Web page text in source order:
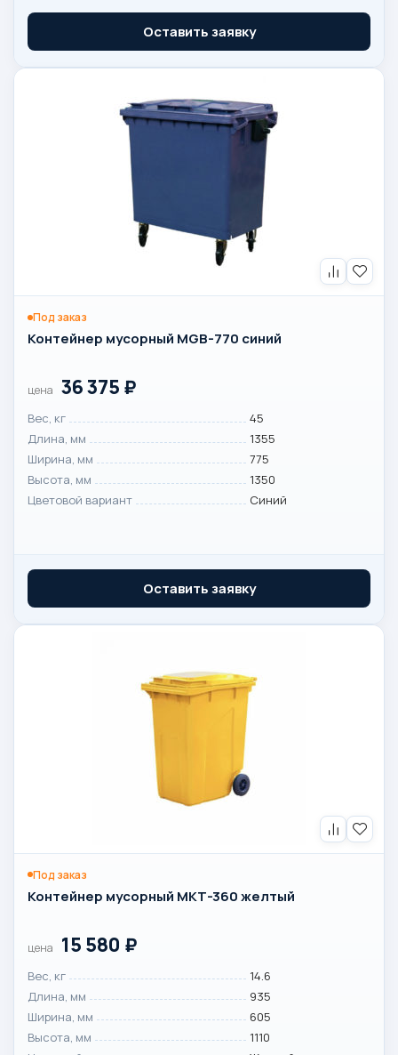
Оставить заявку
Под заказ
Контейнер мусорный MGB-770 синий
цена 36 375 ₽
Вес, кг
45
Длина, мм
1355
Ширина, мм
775
Высота, мм
1350
Цветовой вариант
Синий
Оставить заявку
Под заказ
Контейнер мусорный МКТ-360 желтый
цена 15 580 ₽
Вес, кг
14.6
Длина, мм
935
Ширина, мм
605
Высота, мм
1110